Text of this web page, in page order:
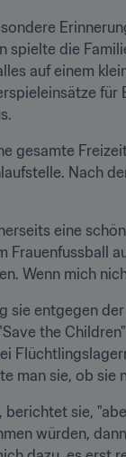
spielte die
auf einem
gesamte
Nach
eine
Frauenfussball
Wenn mich
sie entgegen
the
man sie, ob
berichtet sie,
würden,